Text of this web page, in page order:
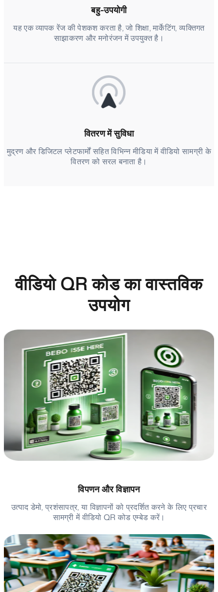
बहु-उपयोगी
यह एक व्यापक रेंज की पेशकश करता है, जो शिक्षा, मार्केटिंग, व्यक्तिगत
साझाकरण और मनोरंजन में उपयुक्त है।
वितरण में सुविधा
मुद्रण और डिजिटल प्लेटफार्मों सहित विभिन्न मीडिया में वीडियो सामग्री के
वितरण को सरल बनाता है।
वीडियो QR कोड का वास्तविक
उपयोग
विपणन और विज्ञापन
उत्पाद डेमो, प्रशंसापत्र, या विज्ञापनों को प्रदर्शित करने के लिए प्रचार
सामग्री में वीडियो QR कोड एम्बेड करें।